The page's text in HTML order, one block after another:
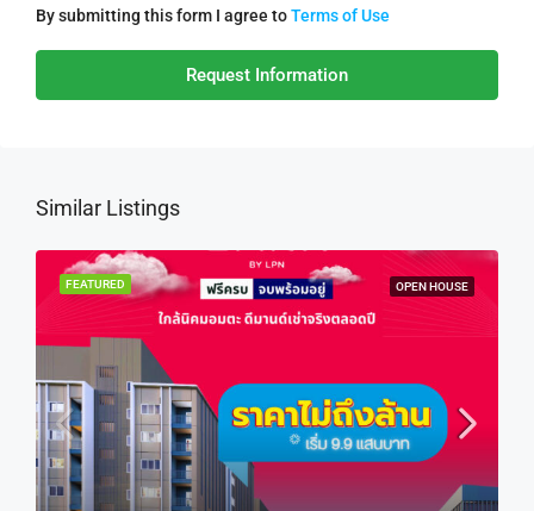
By submitting this form I agree toTerms of Use
Request Information
Similar Listings
FEATURED OPEN HOUSE